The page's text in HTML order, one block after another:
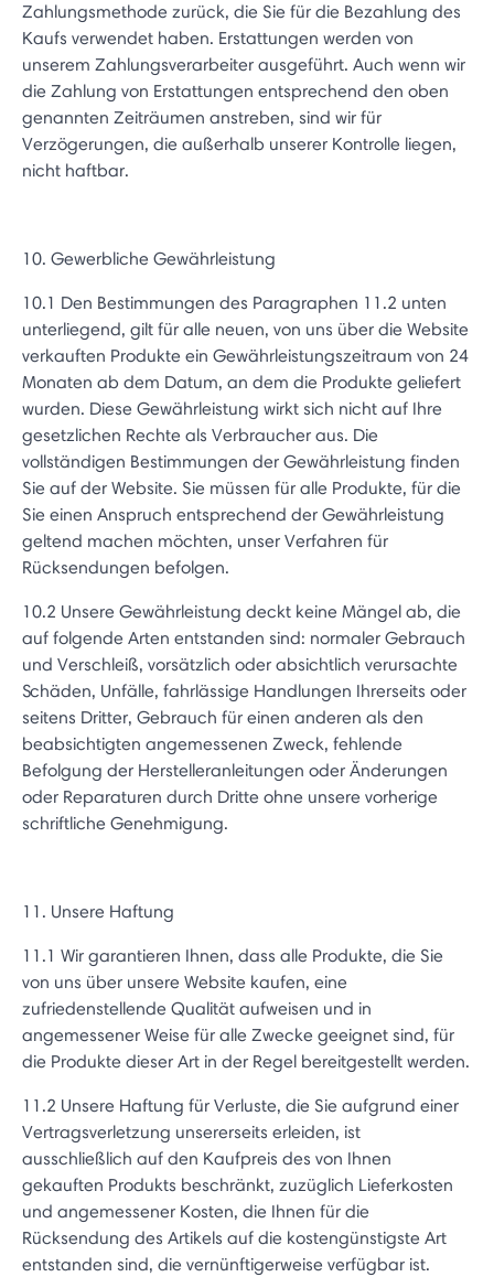
Zahlungsmethode zurück, die Sie für die Bezahlung des
Kaufs verwendet haben. Erstattungen werden von
unserem Zahlungsverarbeiter ausgeführt. Auch wenn wir
die Zahlung von Erstattungen entsprechend den oben
genannten Zeiträumen anstreben, sind wir für
Verzögerungen, die außerhalb unserer Kontrolle liegen,
nicht haftbar.
10. Gewerbliche Gewährleistung
10.1 Den Bestimmungen des Paragraphen 11.2 unten
unterliegend, gilt für alle neuen, von uns über die Website
verkauften Produkte ein Gewährleistungszeitraum von 24
Monaten ab dem Datum, an dem die Produkte geliefert
wurden. Diese Gewährleistung wirkt sich nicht auf Ihre
gesetzlichen Rechte als Verbraucher aus. Die
vollständigen Bestimmungen der Gewährleistung finden
Sie auf der Website. Sie müssen für alle Produkte, für die
Sie einen Anspruch entsprechend der Gewährleistung
geltend machen möchten, unser Verfahren für
Rücksendungen befolgen.
10.2 Unsere Gewährleistung deckt keine Mängel ab, die
auf folgende Arten entstanden sind: normaler Gebrauch
und Verschleiß, vorsätzlich oder absichtlich verursachte
Schäden, Unfälle, fahrlässige Handlungen Ihrerseits oder
seitens Dritter, Gebrauch für einen anderen als den
beabsichtigten angemessenen Zweck, fehlende
Befolgung der Herstelleranleitungen oder Änderungen
oder Reparaturen durch Dritte ohne unsere vorherige
schriftliche Genehmigung.
11. Unsere Haftung
11.1 Wir garantieren Ihnen, dass alle Produkte, die Sie
von uns über unsere Website kaufen, eine
zufriedenstellende Qualität aufweisen und in
angemessener Weise für alle Zwecke geeignet sind, für
die Produkte dieser Art in der Regel bereitgestellt werden.
11.2 Unsere Haftung für Verluste, die Sie aufgrund einer
Vertragsverletzung unsererseits erleiden, ist
ausschließlich auf den Kaufpreis des von Ihnen
gekauften Produkts beschränkt, zuzüglich Lieferkosten
und angemessener Kosten, die Ihnen für die
Rücksendung des Artikels auf die kostengünstigste Art
entstanden sind, die vernünftigerweise verfügbar ist.